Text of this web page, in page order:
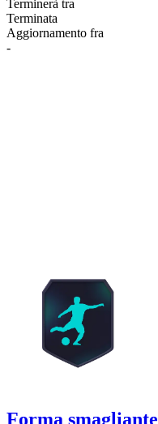
Terminerà tra
Terminata
Aggiornamento fra
-
Forma smagliante